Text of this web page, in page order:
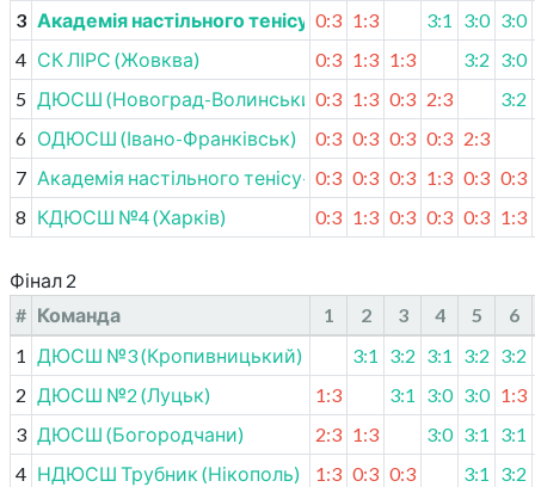
3 Академія настільного тенісу (Андріївка)
0:3 1:3 3:1 3:0 3:0
4 СК ЛІРС (Жовква) 0:3 1:3 1:3 3:2 3:0
5 ДЮСШ (Новоград-Волинський)0:3 1:3 0:3 2:3
3:2
6 ОДЮСШ (Івано-Франківськ) 0:3 0:3 0:3 0:3 2:3
7 Академія настільного тенісу-2 (Андріївка)
0:3 0:3 0:3 1:3 0:3 0:3
8 КДЮСШ №4 (Харків) 0:3 1:3 0:3 0:3 0:3 1:3
Фінал 2
# Команда 1 2 3 4 5
6
1 ДЮСШ №3 (Кропивницький) 3:1 3:2 3:1 3:2 3:2
2 ДЮСШ №2 (Луцьк) 1:3 3:1 3:0 3:0 1:3
3 ДЮСШ (Богородчани) 2:3 1:3 3:0 3:1
3:1
4 НДЮСШ Трубник (Нікополь) 1:3 0:3 0:3 3:1
3:2